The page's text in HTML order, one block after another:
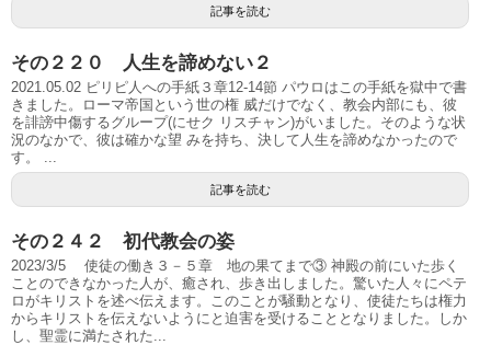
記事を読む
その２２０ 人生を諦めない２
2021.05.02 ピリピ人への手紙３章12-14節 パウロはこの手紙を獄中で書
きました。ローマ帝国という世の権 威だけでなく、教会内部にも、彼
を誹謗中傷するグループ(にせク リスチャン)がいました。そのような状
況のなかで、彼は確かな望 みを持ち、決して人生を諦めなかったので
す。 ...
記事を読む
その２４２ 初代教会の姿
2023/3/5 使徒の働き３－５章 地の果てまで③ 神殿の前にいた歩く
ことのできなかった人が、癒され、歩き出しました。驚いた人々にペテ
ロがキリストを述べ伝えます。このことが騒動となり、使徒たちは権力
からキリストを伝えないようにと迫害を受けることとなりました。しか
し、聖霊に満たされた...